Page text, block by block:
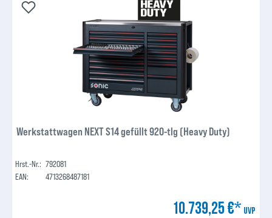
Werkstattwagen NEXT S14 gefüllt 920-tlg (Heavy Duty)
Hrst.-Nr.: 792081
EAN:
4713268487181
10.739,25 €* UVP